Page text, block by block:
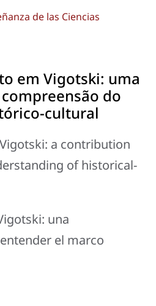
de las Ciencias
em Vigotski: uma
do
cultural
a contribution
of historical-
una
el marco